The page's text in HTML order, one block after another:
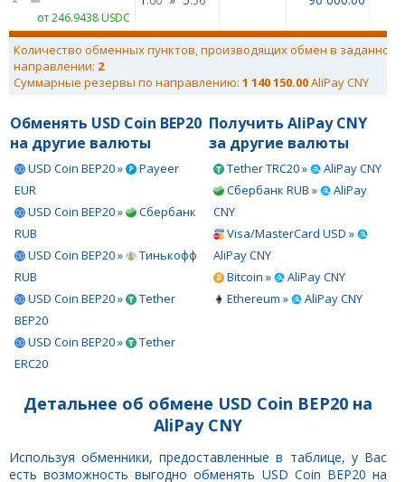
от 246.9438 USDC
Количество обменных пунктов, производящих обмен в заданном
направлении: 2
Суммарные резервы по направлению: 1 140 150.00AliPay CNY
Обменять USD Coin BEP20
на другие валюты
USD Coin BEP20 »
Payeer
EUR
USD Coin BEP20 »
Сбербанк
RUB
USD Coin BEP20 »
Тинькофф
RUB
USD Coin BEP20 »
Tether
BEP20
USD Coin BEP20 »
Tether
ERC20
Получить AliPay CNY
за другие валюты
Tether TRC20 »
AliPay CNY
Сбербанк RUB »
AliPay
CNY
Visa/MasterCard USD »
AliPay CNY
Bitcoin »
AliPay CNY
Ethereum »
AliPay CNY
Детальнее об обмене USD Coin BEP20 на
AliPay CNY
Используя обменники, предоставленные в таблице, у Вас
есть возможность выгодно обменять USD Coin BEP20 на